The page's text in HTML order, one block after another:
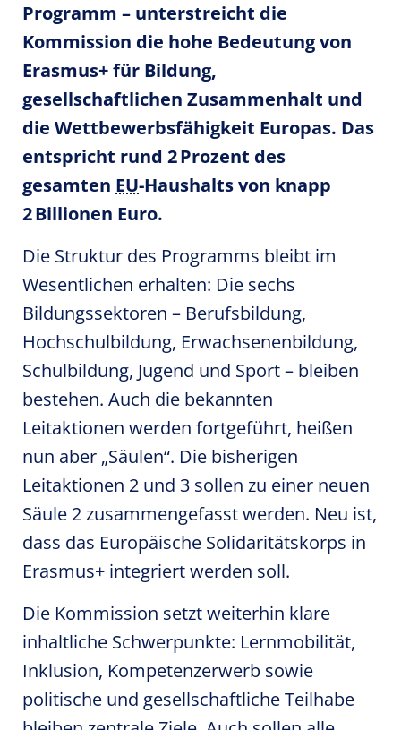
Programm – unterstreicht die
Kommission die hohe Bedeutung von
Erasmus+ für Bildung,
gesellschaftlichen Zusammenhalt und
die Wettbewerbsfähigkeit Europas. Das
entspricht rund 2 Prozent des
gesamten EU-Haushalts von knapp
2 Billionen Euro.
Die Struktur des Programms bleibt im
Wesentlichen erhalten: Die sechs
Bildungssektoren – Berufsbildung,
Hochschulbildung, Erwachsenenbildung,
Schulbildung, Jugend und Sport – bleiben
bestehen. Auch die bekannten
Leitaktionen werden fortgeführt, heißen
nun aber „Säulen“. Die bisherigen
Leitaktionen 2 und 3 sollen zu einer neuen
Säule 2 zusammengefasst werden. Neu ist,
dass das Europäische Solidaritätskorps in
Erasmus+ integriert werden soll.
Die Kommission setzt weiterhin klare
inhaltliche Schwerpunkte: Lernmobilität,
Inklusion, Kompetenzerwerb sowie
politische und gesellschaftliche Teilhabe